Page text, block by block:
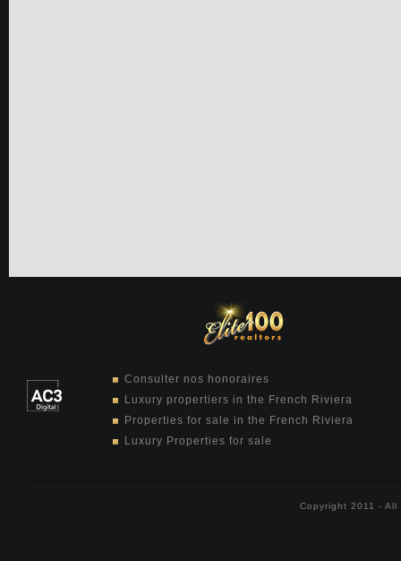
Consulter nos honoraires
Luxury propertiers in the French Riviera
Properties for sale in the French Riviera
Luxury Properties for sale
Copyright 2011 -